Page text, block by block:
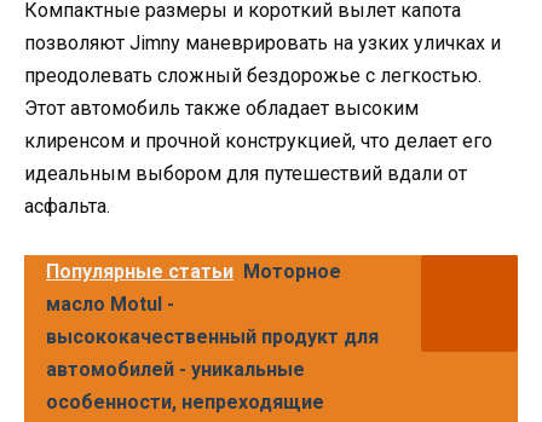
Компактные размеры и короткий вылет капота
позволяют Jimny маневрировать на узких уличках и
преодолевать сложный бездорожье с легкостью.
Этот автомобиль также обладает высоким
клиренсом и прочной конструкцией, что делает его
идеальным выбором для путешествий вдали от
асфальта.
Популярные статьи Моторное
масло Motul -
высококачественный продукт для
автомобилей - уникальные
особенности, непреходящие